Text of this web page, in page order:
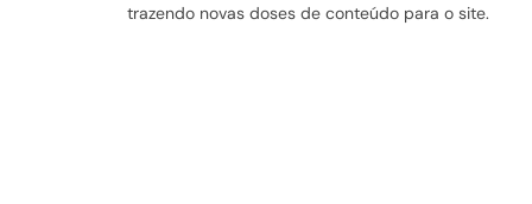
trazendo novas doses de conteúdo para o site.